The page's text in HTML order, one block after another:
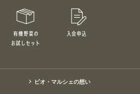
宅配サービス紹介 有機野菜のお試しセット
ビオ・マルシェの想い